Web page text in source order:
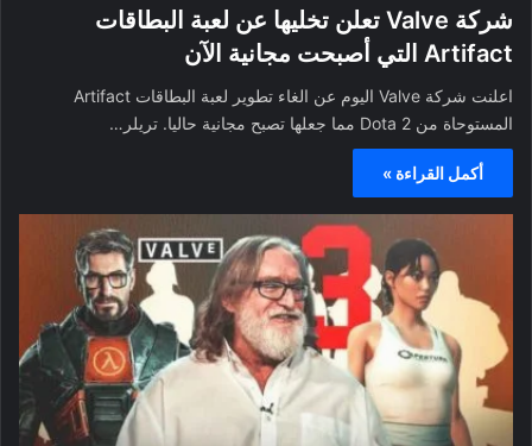
شركة Valve تعلن تخليها عن لعبة البطاقات
Artifact التي أصبحت مجانية الآن
اعلنت شركة Valve اليوم عن الغاء تطوير لعبة البطاقات Artifact
المستوحاة من Dota 2 مما جعلها تصبح مجانية حاليا. تريلر…
أكمل القراءة »